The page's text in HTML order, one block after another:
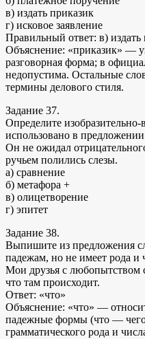
в) издать приказик
г) исковое заявление
Правильный ответ: в) издать
Объяснение: «приказик» —
разговорная форма; в
недопустима. Остальные
термины делового стиля.
Задание 37.
Определите изобразительно-
использовано в предложении
Он не ожидал
ручьем полились слезы.
а) сравнение
б) метафора +
в) олицетворение
г) эпитет
Задание 38.
Выпишите из предложения
падежам, но не имеет рода и
Мои друзья с любопытством
что там происходит.
Ответ: «что»
Объяснение: «что» —
падежные формы (что —
грамматического рода и